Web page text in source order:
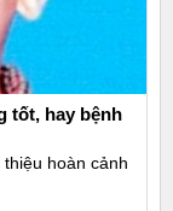
tốt, hay bệnh
hoàn cảnh